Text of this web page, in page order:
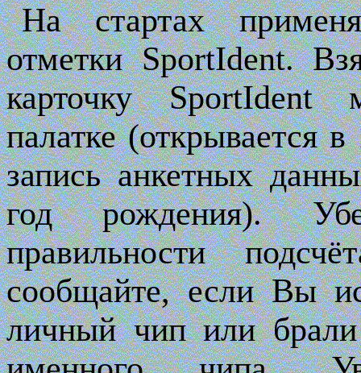
На стартах
отметки SportIdent.
карточку SportIdent
палатке (открывается
запись анкетных
год рождения).
правильности
сообщайте, если Вы
личный чип или